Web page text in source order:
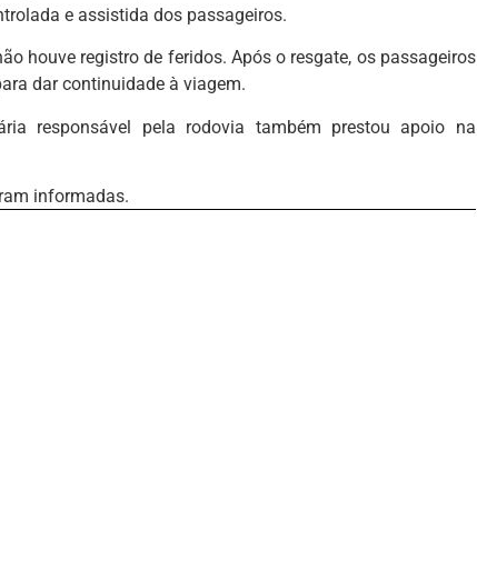
e assistida dos passageiros.
houve registro de feridos. Após o resgate, os passageiros
dar continuidade à viagem.
responsável pela rodovia também prestou apoio na
informadas.